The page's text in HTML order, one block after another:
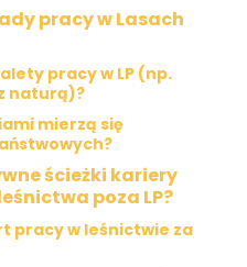
pracy w Lasach
pracy w LP (np.
naturą)?
mierzą się
ścieżki kariery
poza LP?
pracy w leśnictwie za